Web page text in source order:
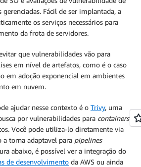
gerenciadas. Fácil de ser implantada, a
os serviços necessários para
da frota de servidores.
que vulnerabilidades vão para
em nível de artefatos, como é o caso
em adoção exponencial em ambientes
em nuvem.
ajudar nesse contexto é o Trivy, uma
por vulnerabilidades para containers
Você pode utiliza-lo diretamente via
a torna adaptavel para pipelines
abaixo, é possível ver a integração do
de desenvolvimento da AWS ou ainda